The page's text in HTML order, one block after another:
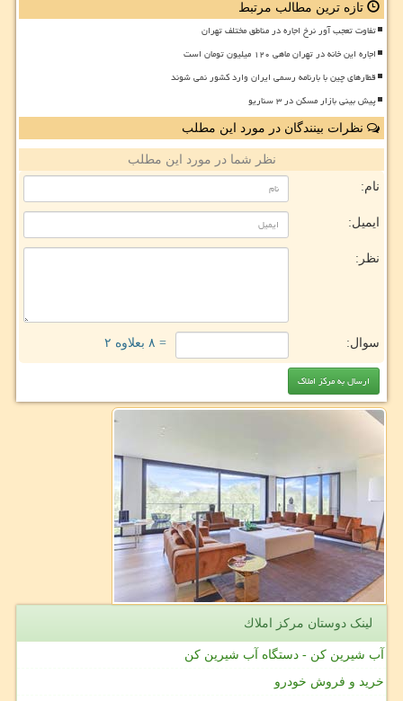
تازه ترین مطالب مرتبط
تفاوت تعجب آور نرخ اجاره در مناطق مختلف تهران
اجاره این خانه در تهران ماهی ۱۲۰ میلیون تومان است
قطارهای چین با بارنامه رسمی ایران وارد کشور نمی شوند
پیش بینی بازار مسکن در ۳ سناریو
نظرات بینندگان در مورد این مطلب
نظر شما در مورد این مطلب
نام:
ایمیل:
نظر:
سوال: = ۸ بعلاوه ۲
لینک دوستان مركز املاك
آب شیرین کن - دستگاه آب شیرین کن
خرید و فروش خودرو